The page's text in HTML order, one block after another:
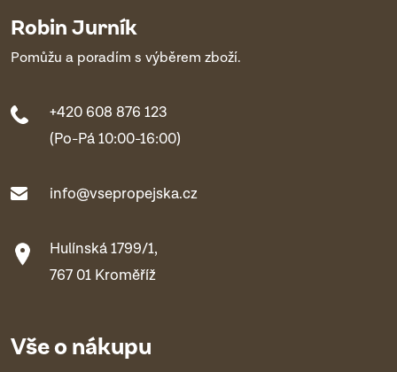
Robin Jurník
Pomůžu a poradím s výběrem zboží.
+420 608 876 123
(Po-Pá 10:00-16:00)
info@vsepropejska.cz
Hulínská 1799/1,
767 01 Kroměříž
Vše o nákupu